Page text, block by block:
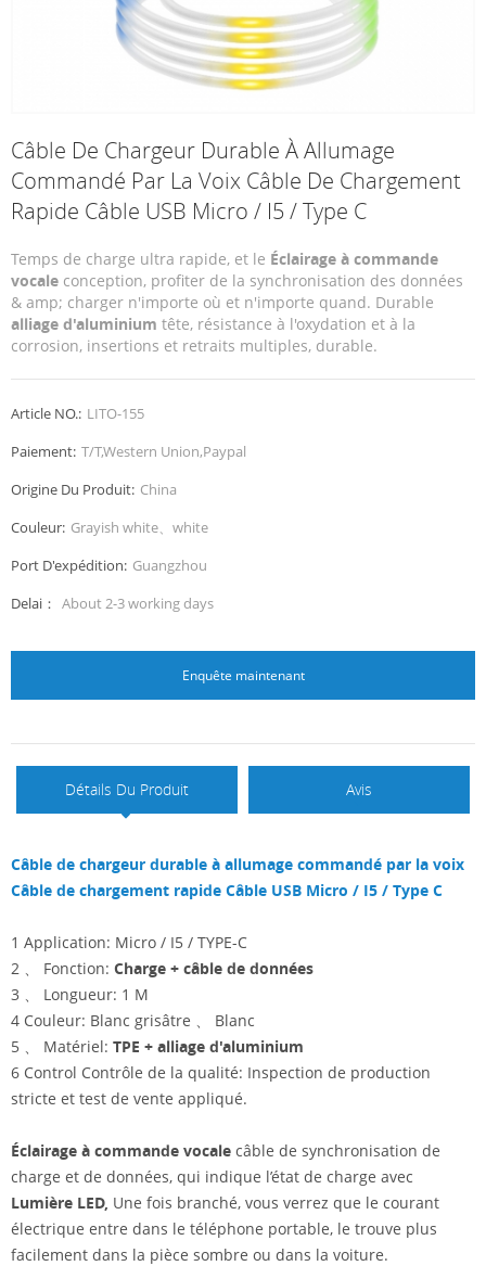
Câble De Chargeur Durable À Allumage
Commandé Par La Voix Câble De Chargement
Rapide Câble USB Micro / I5 / Type C
Temps de charge ultra rapide, et le Éclairage à commande
vocale conception, profiter de la synchronisation des données
& amp; charger n'importe où et n'importe quand. Durable
alliage d'aluminium tête, résistance à l'oxydation et à la
corrosion, insertions et retraits multiples, durable.
Article NO.: LITO-155
Paiement: T/T,Western Union,Paypal
Origine Du Produit: China
Couleur: Grayish white、white
Port D'expédition: Guangzhou
Delai： About 2-3 working days
Enquête maintenant
Détails Du Produit Avis
Câble de chargeur durable à allumage commandé par la voix
Câble de chargement rapide Câble USB Micro / I5 / Type C
1 Application: Micro / I5 / TYPE-C
2 、 Fonction: Charge + câble de données
3 、 Longueur: 1 M
4 Couleur: Blanc grisâtre 、 Blanc
5 、 Matériel: TPE + alliage d'aluminium
6 Control Contrôle de la qualité: Inspection de production
stricte et test de vente appliqué.
Éclairage à commande vocale câble de synchronisation de
charge et de données, qui indique l’état de charge avec
Lumière LED, Une fois branché, vous verrez que le courant
électrique entre dans le téléphone portable, le trouve plus
facilement dans la pièce sombre ou dans la voiture.